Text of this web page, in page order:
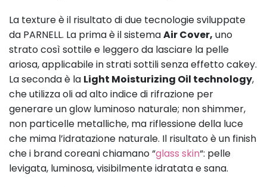
La texture è il risultato di due tecnologie sviluppate
da PARNELL. La prima è il sistemaAir Cover, uno
strato così sottile e leggero da lasciare la pelle
ariosa, applicabile in strati sottili senza effetto cakey.
La seconda è la Light Moisturizing Oil technology,
che utilizza oli ad alto indice di rifrazione per
generare un glow luminoso naturale; non shimmer,
non particelle metalliche, ma riflessione della luce
che mima l’idratazione naturale. Il risultato è un finish
che i brand coreani chiamano “glass skin“: pelle
levigata, luminosa, visibilmente idratata e sana.